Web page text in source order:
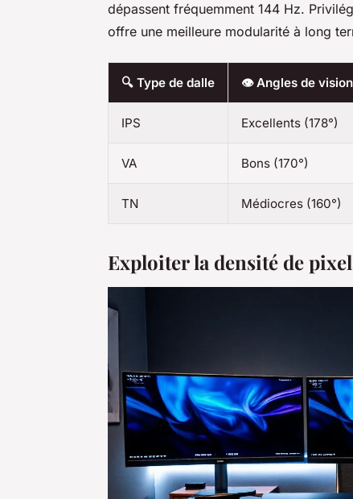
dépassent fréquemment 144 Hz.
offre une meilleure modularité à long
🔍 Type de dalle 👁️ Angles de vision
IPS Excellents (178°)
VA Bons (170°)
TN Médiocres (160°)
Exploiter la densité de